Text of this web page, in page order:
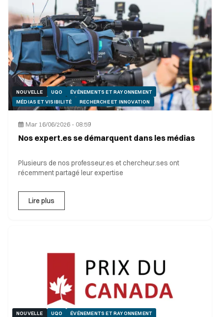
NOUVELLE UQO
ÉVÉNEMENTS ET RAYONNEMENT
MÉDIAS ET VISIBILITÉ
RECHERCHE ET INNOVATION
Mar 16/06/2026 - 08:59
Nos expert.es se démarquent dans les médias
Plusieurs de nos professeur.es et chercheur.ses ont
récemment partagé leur expertise
Lire plus
NOUVELLE UQO
ÉVÉNEMENTS ET RAYONNEMENT